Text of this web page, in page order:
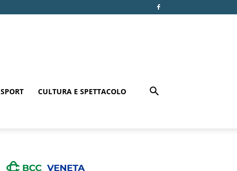
SPORT CULTURA E SPETTACOLO